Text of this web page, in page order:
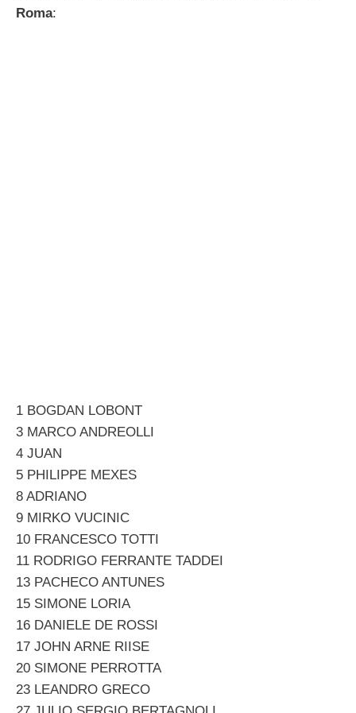
Roma:
1 BOGDAN LOBONT
3 MARCO ANDREOLLI
4 JUAN
5 PHILIPPE MEXES
8 ADRIANO
9 MIRKO VUCINIC
10 FRANCESCO TOTTI
11 RODRIGO FERRANTE TADDEI
13 PACHECO ANTUNES
15 SIMONE LORIA
16 DANIELE DE ROSSI
17 JOHN ARNE RIISE
20 SIMONE PERROTTA
23 LEANDRO GRECO